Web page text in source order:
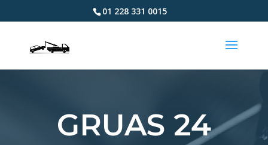
01 228 331 0015
GRUAS 24